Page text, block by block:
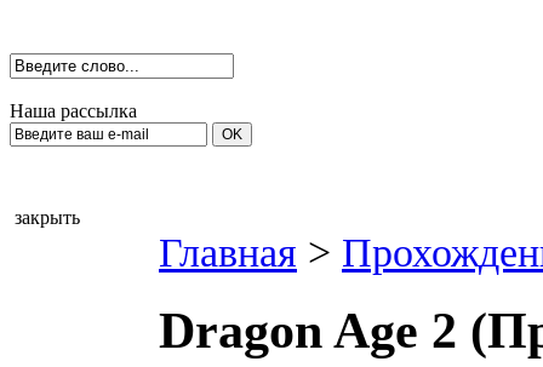
Наша рассылка
закрыть
Главная >
Dragon Age 2